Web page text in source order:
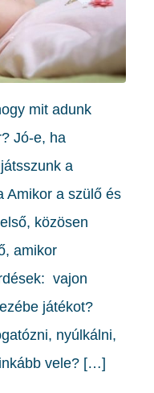
mit adunk
Jó-e, ha
a
Amikor a szülő és
közösen
amikor
vajon
játékot?
nyúlkálni,
vele? […]